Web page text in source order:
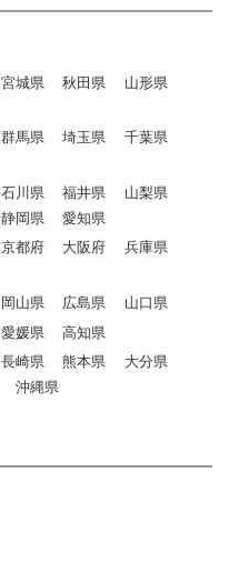
宮城県 秋田県
山形県
群馬県 埼玉県
千葉県
石川県 福井県
山梨県
静岡県 愛知県
京都府 大阪府
兵庫県
岡山県 広島県 山口県
愛媛県 高知県
長崎県 熊本県
大分県
沖縄県